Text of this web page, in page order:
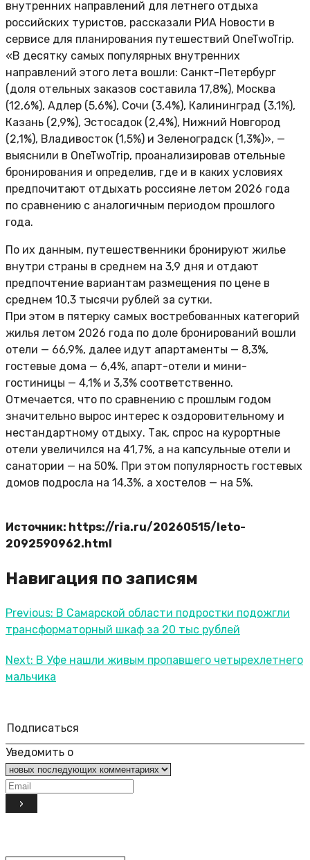
внутренних направлений для летнего отдыха
российских туристов, рассказали РИА Новости в
сервисе для планирования путешествий OneTwoTrip.
«В десятку самых популярных внутренних
направлений этого лета вошли: Санкт-Петербург
(доля отельных заказов составила 17,8%), Москва
(12,6%), Адлер (5,6%), Сочи (3,4%), Калининград (3,1%),
Казань (2,9%), Эстосадок (2,4%), Нижний Новгород
(2,1%), Владивосток (1,5%) и Зеленоградск (1,3%)», —
выяснили в OneTwoTrip, проанализировав отельные
бронирования и определив, где и в каких условиях
предпочитают отдыхать россияне летом 2026 года
по сравнению с аналогичным периодом прошлого
года.
По их данным, путешественники бронируют жилье
внутри страны в среднем на 3,9 дня и отдают
предпочтение вариантам размещения по цене в
среднем 10,3 тысячи рублей за сутки.
При этом в пятерку самых востребованных категорий
жилья летом 2026 года по доле бронирований вошли
отели — 66,9%, далее идут апартаменты — 8,3%,
гостевые дома — 6,4%, апарт-отели и мини-
гостиницы — 4,1% и 3,3% соответственно.
Отмечается, что по сравнению с прошлым годом
значительно вырос интерес к оздоровительному и
нестандартному отдыху. Так, спрос на курортные
отели увеличился на 41,7%, а на капсульные отели и
санатории — на 50%. При этом популярность гостевых
домов подросла на 14,3%, а хостелов — на 5%.
Источник: https://ria.ru/20260515/leto-
2092590962.html
Навигация по записям
Previous: В Самарской области подростки подожгли
трансформаторный шкаф за 20 тыс рублей
Next: В Уфе нашли живым пропавшего четырехлетнего
мальчика
Подписаться
Уведомить о